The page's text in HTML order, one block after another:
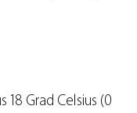
18 Grad Celsius (0